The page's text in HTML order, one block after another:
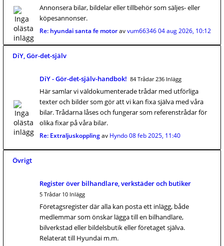
Annonsera bilar, bildelar eller tillbehör som säljes- eller
köpesannonser.
Re: hyundai santa fe motoravvum6634604 aug 2026, 10:12
DiY, Gör-det-själv
DiY - Gör-det-själv-handbok! 84 Trådar 236 Inlägg
Här samlar vi väldokumenterade trådar med utförliga
texter och bilder som gör att vi kan fixa själva med våra
bilar. Trådarna låses och fungerar som referenstrådar för
olika fixar på våra bilar.
Re: Extraljuskopplingav Hyndo08 feb 2025, 11:40
Övrigt
Register över bilhandlare, verkstäder och butiker
5 Trådar 10 Inlägg
Företagsregister där alla kan posta ett inlägg, både
medlemmar som önskar lägga till en bilhandlare,
bilverkstad eller bildelsbutik eller företaget själva.
Relaterat till Hyundai m.m.